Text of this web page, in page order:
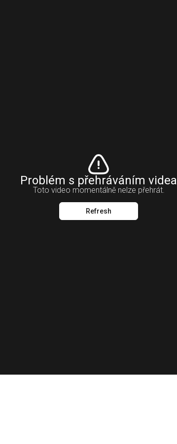
Problém s přehráváním videa
Toto video momentálně nelze přehrát.
Refresh